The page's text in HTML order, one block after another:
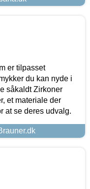
er tilpasset
du kan nyde i
såkaldt Zirkoner
et materiale der
at se deres udvalg.